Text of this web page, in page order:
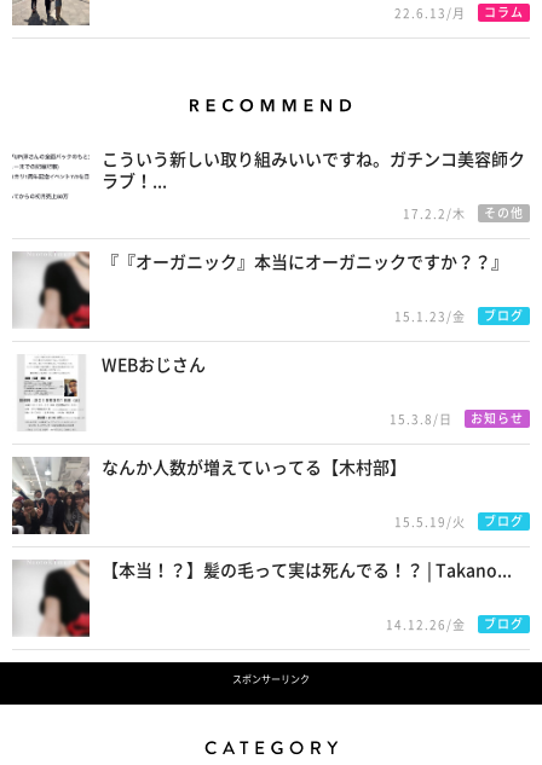
22.6.13/月 コラム
こういう新しい取り組みいいですね。ガチンコ美容師ク
ラブ！...
17.2.2/木 その他
『『オーガニック』本当にオーガニックですか？？』
15.1.23/金 ブログ
WEBおじさん
15.3.8/日 お知らせ
なんか人数が増えていってる【木村部】
15.5.19/火 ブログ
【本当！？】髪の毛って実は死んでる！？ | Takano...
14.12.26/金 ブログ
スポンサーリンク